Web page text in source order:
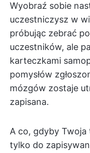
Wyobraź sobie
uczestniczysz w
próbując zebrać
uczestników, ale
karteczkami
pomysłów
mózgów zostaje
zapisana.
A co, gdyby Twoja
tylko do